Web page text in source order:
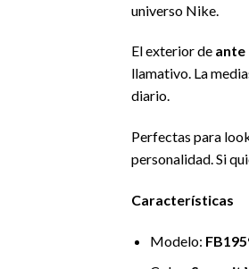
universo Nike.
El exterior de ante
llamativo. La
diario.
Perfectas para
personalidad. Si
Características
Modelo: